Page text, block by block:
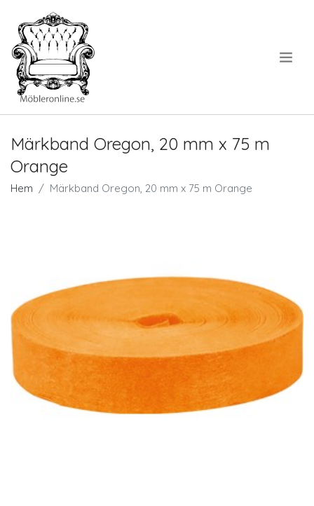
Märkband Oregon, 20 mm x 75 m
Orange
Hem Märkband Oregon, 20 mm x 75 m Orange